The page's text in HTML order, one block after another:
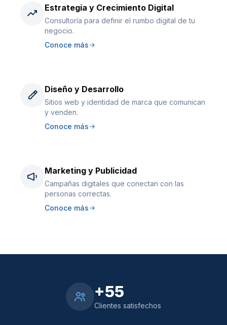
Estrategia y Crecimiento Digital
Consultoría para definir el rumbo digital de tu
negocio.
Conoce más
Diseño y Desarrollo
Sitios web y identidad de marca que comunican
y venden.
Conoce más
Marketing y Publicidad
Campañas digitales que conectan con las
personas correctas.
Conoce más
+55
Clientes satisfechos